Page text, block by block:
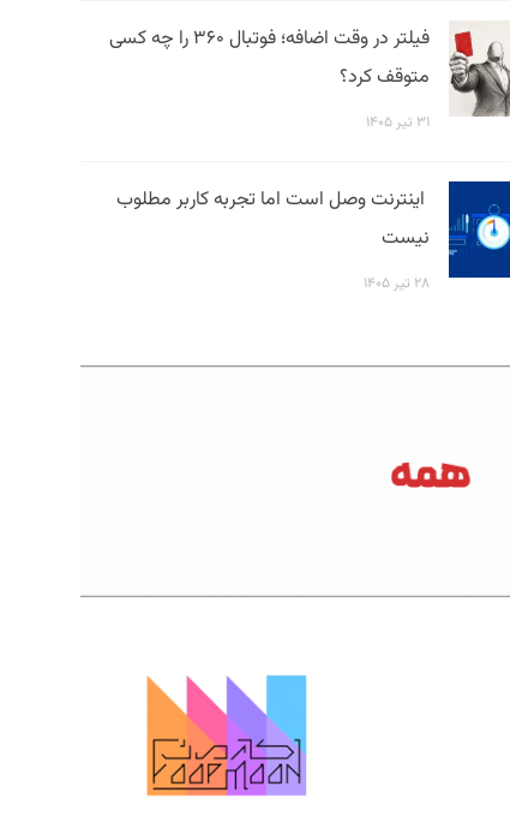
فیلتر در وقت اضافه؛ فوتبال ۳۶۰ را چه کسی
متوقف کرد؟
۳۱ تیر ۱۴۰۵
اینترنت وصل است اما تجربه کاربر مطلوب
نیست
۲۸ تیر ۱۴۰۵